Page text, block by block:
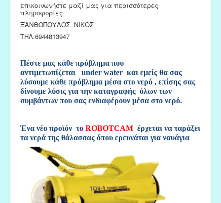
επικοινωνήστε μαζί μας για περισσότερες
πληροφορίες
ΞΑΝΘΟΠΟΥΛΟΣ ΝΙΚΟΣ
ΤΗΛ.6944813947
Πέστε μας κάθε πρόβλημα που
αντιμετωπίζεται under water και εμείς θα σας
λύσουμε κάθε πρόβλημα μέσα στο νερό , επίσης σας
δίνουμε λύσις για την καταγραφής όλων των
συμβάντων που σας ενδιαφέρουν μέσα στο νερό.
Ένα νέο προϊόν το ROBOTCAM έρχεται να ταράξει
τα νερά της θάλασσας όπου ερευνάται για ναυάγια